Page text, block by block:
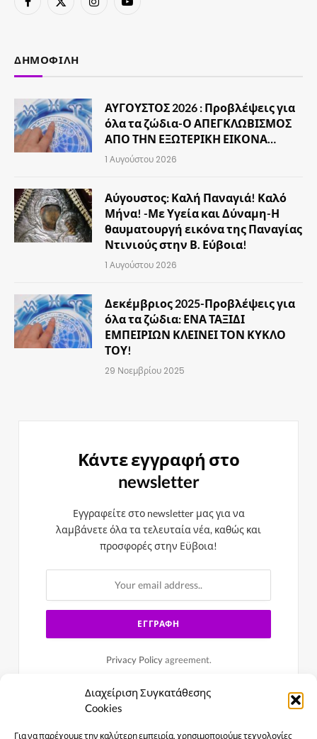
Διαχείριση Συγκατάθεσης
Cookies
Για να παρέχουμε την καλύτερη εμπειρία, χρησιμοποιούμε τεχνολογίες
Facebook
X
InstagramYouTube
ΔΗΜΟΦΙΛΉ
ΑΥΓΟΥΣΤΟΣ 2026 : Προβλέψεις για
όλα τα ζώδια-Ο ΑΠΕΓΚΛΩΒΙΣΜΟΣ
ΑΠΟ ΤΗΝ ΕΞΩΤΕΡΙΚΗ ΕΙΚΟΝΑ…
1 Αυγούστου 2026
Αύγουστος: Καλή Παναγιά! Καλό
Μήνα! -Με Υγεία και Δύναμη-Η
θαυματουργή εικόνα της Παναγίας
Ντινιούς στην Β. Εύβοια!
1 Αυγούστου 2026
Δεκέμβριος 2025-Προβλέψεις για
όλα τα ζώδια: ΕΝΑ ΤΑΞΙΔΙ
ΕΜΠΕΙΡΙΩΝ ΚΛΕΙΝΕΙ ΤΟΝ ΚΥΚΛΟ
ΤΟΥ!
29 Νοεμβρίου 2025
Κάντε εγγραφή στο
newsletter
Εγγραφείτε στο newsletter μας για να
λαμβάνετε όλα τα τελευταία νέα, καθώς και
προσφορές στην Εϋβοια!
Privacy Policyagreement.